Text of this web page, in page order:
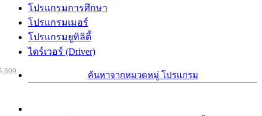
โปรแกรมการศึกษา
โปรแกรมเมอร์
โปรแกรมยูทิลิตี้
ไดร์เวอร์ (Driver)
ค้นหาจากหมวดหมู่ โปรแกรม